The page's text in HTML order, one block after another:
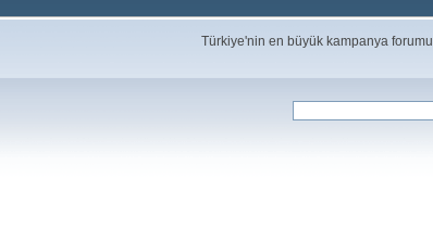
Türkiye'nin en büyük kampanya forumu